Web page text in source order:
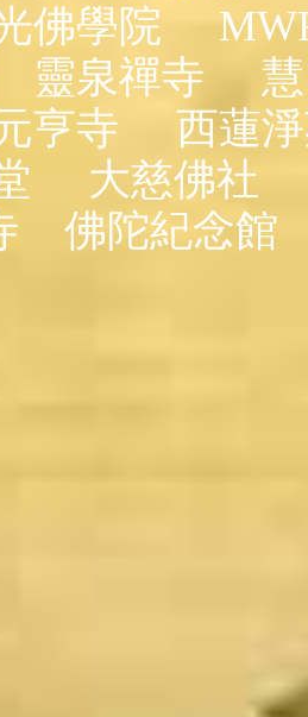
佛學院
靈泉禪寺
亨寺
西蓮
大慈佛社
佛陀紀念館